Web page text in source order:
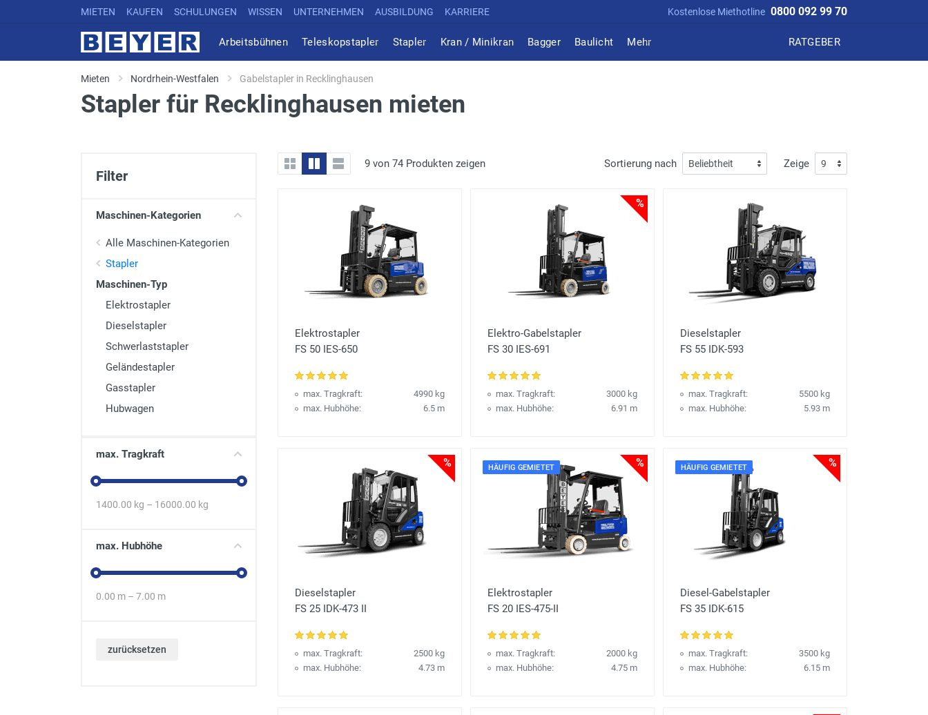
MIETEN KAUFEN SCHULUNGEN WISSEN UNTERNEHMEN AUSBILDUNG KARRIERE Kostenlose Miethotline 0800 092 99 70
Arbeitsbühnen Teleskopstapler Stapler Kran / Minikran Bagger Baulicht Mehr RATGEBER
Mieten Nordrhein-Westfalen Gabelstapler in Recklinghausen
Stapler für Recklinghausen mieten
Filter
Maschinen-Kategorien
Alle Maschinen-Kategorien
Stapler
Maschinen-Typ
Elektrostapler
Dieselstapler
Schwerlaststapler
Geländestapler
Gasstapler
Hubwagen
max. Tragkraft
1400.00 kg – 16000.00 kg
max. Hubhöhe
0.00 m – 7.00 m
zurücksetzen
9 von 74 Produkten zeigen Sortierung nach Zeige
Elektrostapler
FS 50 IES-650
max. Tragkraft:
4990 kg
max. Hubhöhe:
6.5 m
%
Elektro-Gabelstapler
FS 30 IES-691
max. Tragkraft:
3000 kg
max. Hubhöhe:
6.91 m
Dieselstapler
FS 55 IDK-593
max. Tragkraft:
5500 kg
max. Hubhöhe:
5.93 m
%
Dieselstapler
FS 25 IDK-473 II
max. Tragkraft:
2500 kg
max. Hubhöhe:
4.73 m
HÄUFIG GEMIETET %
Elektrostapler
FS 20 IES-475-II
max. Tragkraft:
2000 kg
max. Hubhöhe:
4.75 m
HÄUFIG GEMIETET %
Diesel-Gabelstapler
FS 35 IDK-615
max. Tragkraft:
3500 kg
max. Hubhöhe:
6.15 m